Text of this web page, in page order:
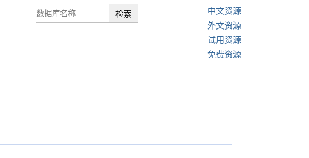
中文资源
外文资源
试用资源
免费资源